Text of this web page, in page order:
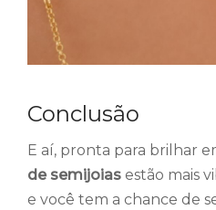
Conclusão
E aí, pronta para brilhar
de semijoias estão mais
e você tem a chance de